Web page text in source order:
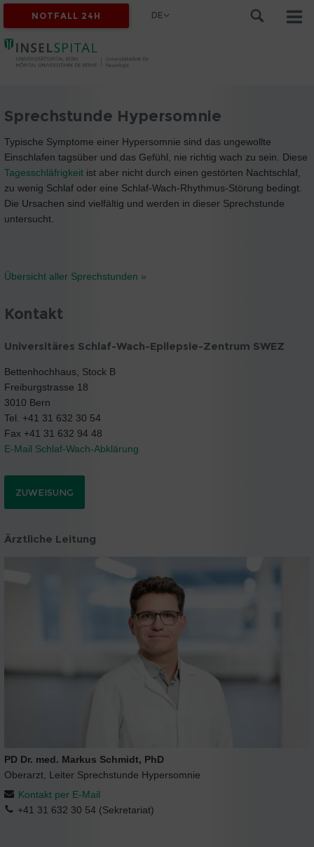
NOTFALL 24H DE
Sprechstunde Hypersomnie
Typische Symptome einer Hypersomnie sind das ungewollte
Einschlafen tagsüber und das Gefühl, nie richtig wach zu sein. Diese
Tagesschläfrigkeit ist aber nicht durch einen gestörten Nachtschlaf,
zu wenig Schlaf oder eine Schlaf-Wach-Rhythmus-Störung bedingt.
Die Ursachen sind vielfältig und werden in dieser Sprechstunde
untersucht.
Übersicht aller Sprechstunden »
Kontakt
Universitäres Schlaf-Wach-Epilepsie-Zentrum SWEZ
Bettenhochhaus, Stock B
Freiburgstrasse 18
3010 Bern
Tel. +41 31 632 30 54
Fax +41 31 632 94 48
E-Mail Schlaf-Wach-Abklärung
ZUWEISUNG
Ärztliche Leitung
PD Dr. med. Markus Schmidt, PhD
Oberarzt, Leiter Sprechstunde Hypersomnie
Kontakt per E-Mail
+41 31 632 30 54 (Sekretariat)